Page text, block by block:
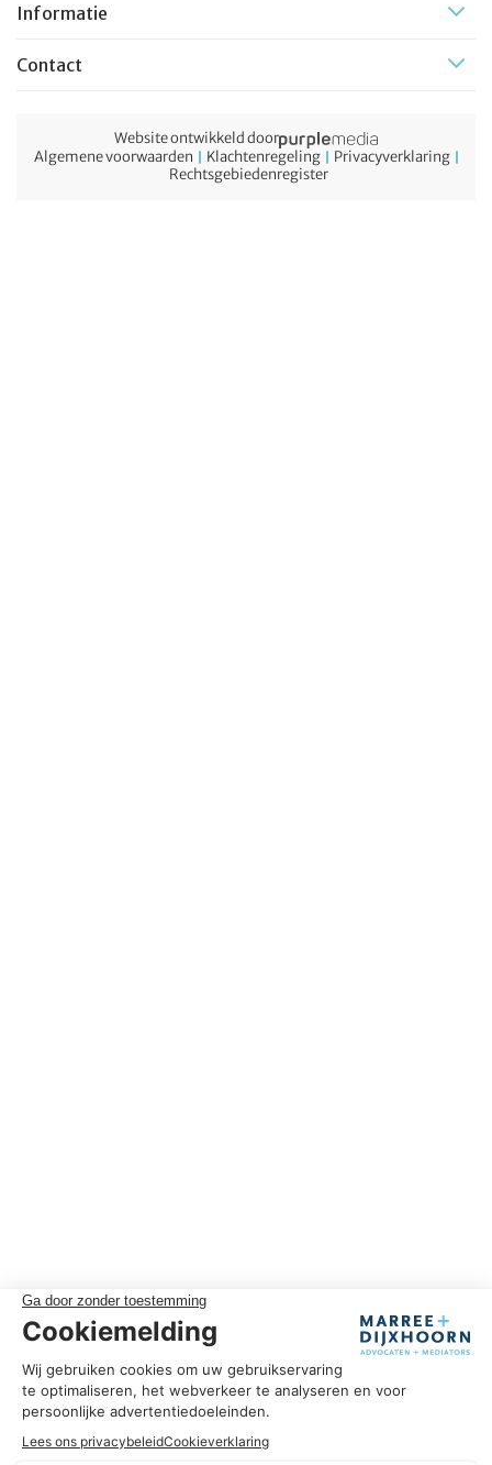
Informatie
Contact
Website ontwikkeld door
Algemene voorwaarden
Klachtenregeling
Privacyverklaring
Rechtsgebiedenregister